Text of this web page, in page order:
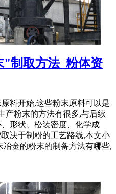
制取方法_粉体资
料开始,这些粉末原料可以是
产粉末的方法有很多,与后续
形状、松装密度、化学成
决于制粉的工艺路线,本文小
金的粉末的制备方法有哪些,